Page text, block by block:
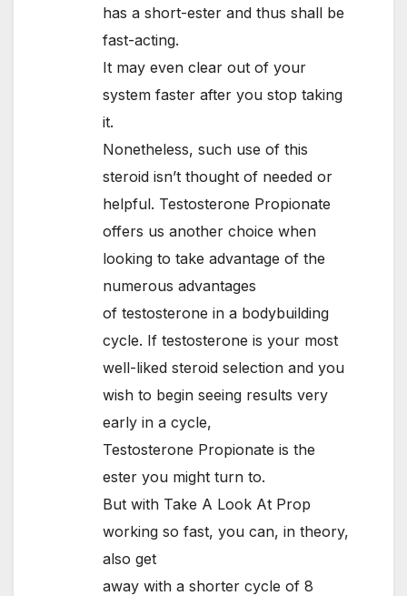
has a short-ester and thus shall be
fast-acting.
It may even clear out of your
system faster after you stop taking
it.
Nonetheless, such use of this
steroid isn’t thought of needed or
helpful. Testosterone Propionate
offers us another choice when
looking to take advantage of the
numerous advantages
of testosterone in a bodybuilding
cycle. If testosterone is your most
well-liked steroid selection and you
wish to begin seeing results very
early in a cycle,
Testosterone Propionate is the
ester you might turn to.
But with Take A Look At Prop
working so fast, you can, in theory,
also get
away with a shorter cycle of 8